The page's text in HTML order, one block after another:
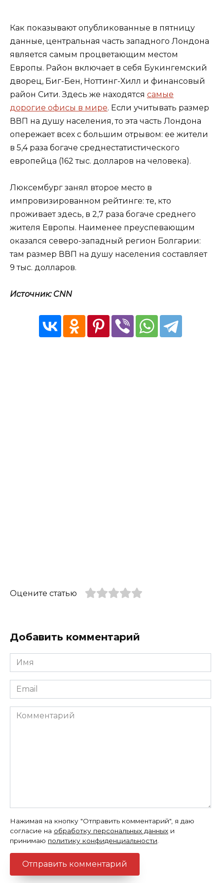
Как показывают опубликованные в пятницу
данные, центральная часть западного Лондона
является самым процветающим местом
Европы. Район включает в себя Букингемский
дворец, Биг-Бен, Ноттинг-Хилл и финансовый
район Сити. Здесь же находятся самые
дорогие офисы в мире. Если учитывать размер
ВВП на душу населения, то эта часть Лондона
опережает всех с большим отрывом: ее жители
в 5,4 раза богаче среднестатистического
европейца (162 тыс. долларов на человека).
Люксембург занял второе место в
импровизированном рейтинге: те, кто
проживает здесь, в 2,7 раза богаче среднего
жителя Европы. Наименее преуспевающим
оказался северо-западный регион Болгарии:
там размер ВВП на душу населения составляет
9 тыс. долларов.
Источник: CNN
Оцените статью
Добавить комментарий
Имя
*
Email
*
Комментарий
Нажимая на кнопку "Отправить комментарий", я даю
согласие на обработку персональных данных и
принимаю политику конфиденциальности.